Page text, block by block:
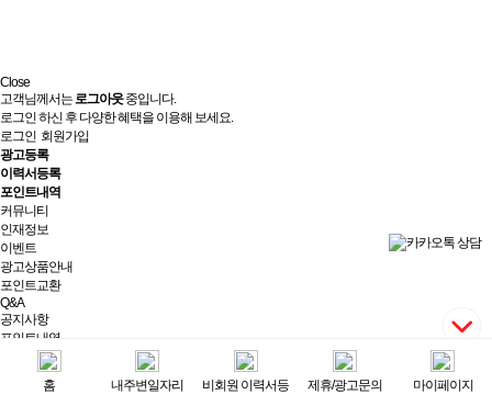
홈 내주변일자리 비회원 이력서등 제휴/광고문의 마이페이지
Close
고객님께서는로그아웃중입니다.
로그인 하신 후 다양한 혜택을 이용해 보세요.
로그인 회원가입
광고등록
이력서등록
포인트내역
커뮤니티
인재정보
이벤트
광고상품안내
포인트교환
Q&A
공지사항
포인트내역
제휴/광고문의
실시간상담